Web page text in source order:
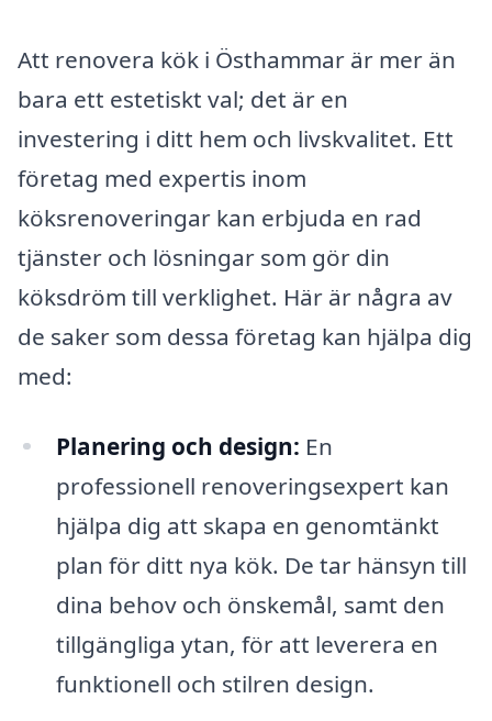
Att renovera kök i Östhammar är mer än
bara ett estetiskt val; det är en
investering i ditt hem och livskvalitet. Ett
företag med expertis inom
köksrenoveringar kan erbjuda en rad
tjänster och lösningar som gör din
köksdröm till verklighet. Här är några av
de saker som dessa företag kan hjälpa dig
med:
Planering och design: En
professionell renoveringsexpert kan
hjälpa dig att skapa en genomtänkt
plan för ditt nya kök. De tar hänsyn till
dina behov och önskemål, samt den
tillgängliga ytan, för att leverera en
funktionell och stilren design.